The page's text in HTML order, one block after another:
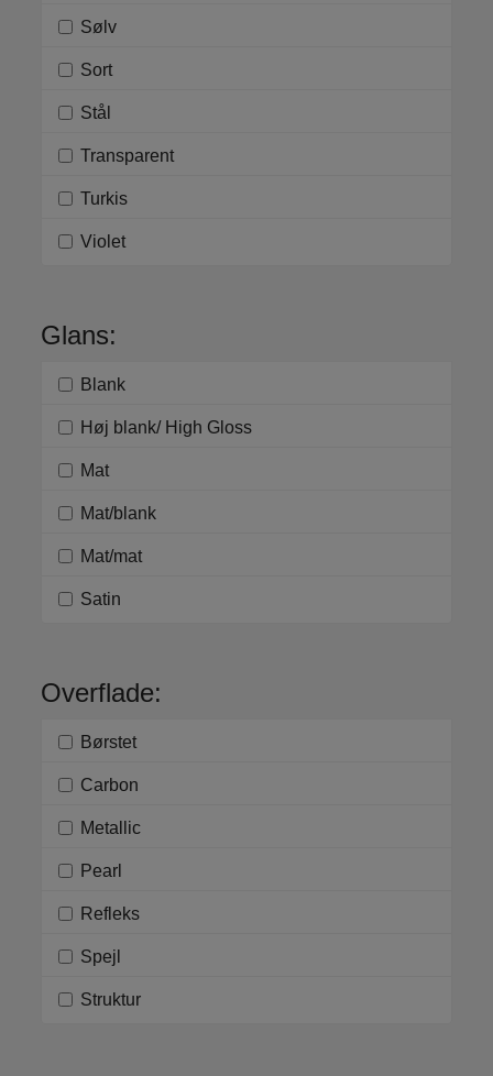
Sølv
Sort
Stål
Transparent
Turkis
Violet
Glans:
Blank
Høj blank/ High Gloss
Mat
Mat/blank
Mat/mat
Satin
Overflade:
Børstet
Carbon
Metallic
Pearl
Refleks
Spejl
Struktur